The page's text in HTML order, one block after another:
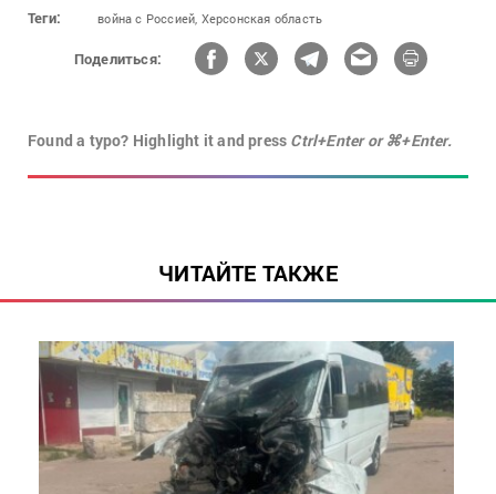
Теги: война с Россией, Херсонская область
Поделиться:
Found a typo? Highlight it and press Ctrl+Enter or ⌘+Enter.
ЧИТАЙТЕ ТАКЖЕ